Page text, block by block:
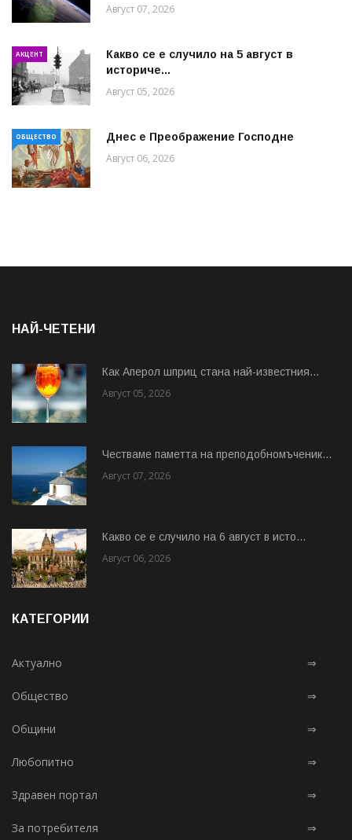
Август 07, 2026
АКЦЕНТ
Какво се е случило на 5 август в
историче...
Август 05, 2026
ОБЩЕСТВО Днес е Преображение Господне
Август 06, 2026
НАЙ-ЧЕТЕНИ
Как Аперол шприц стана най-известния...
Август 05, 2026
Честваме паметта на преподобномъченик...
Август 07, 2026
Какво се е случило на 6 август в исто...
Август 06, 2026
КАТЕГОРИИ
Актуално ⇒
Общество ⇒
Общини ⇒
Любопитно ⇒
Здравен портал ⇒
За потребителя ⇒